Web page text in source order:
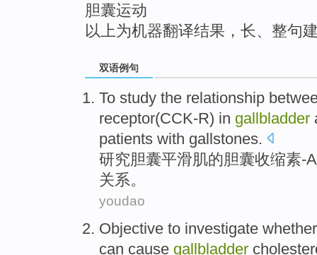
胆囊运动
以上为机器翻译结果，长、整句
双语例句
To study the relationship
receptor(CCK-R) in gallbladder
patients with gallstones.
研究胆囊平滑肌的胆囊收缩素-A
关系。
youdao
Objective to investigate
can cause gallbladder